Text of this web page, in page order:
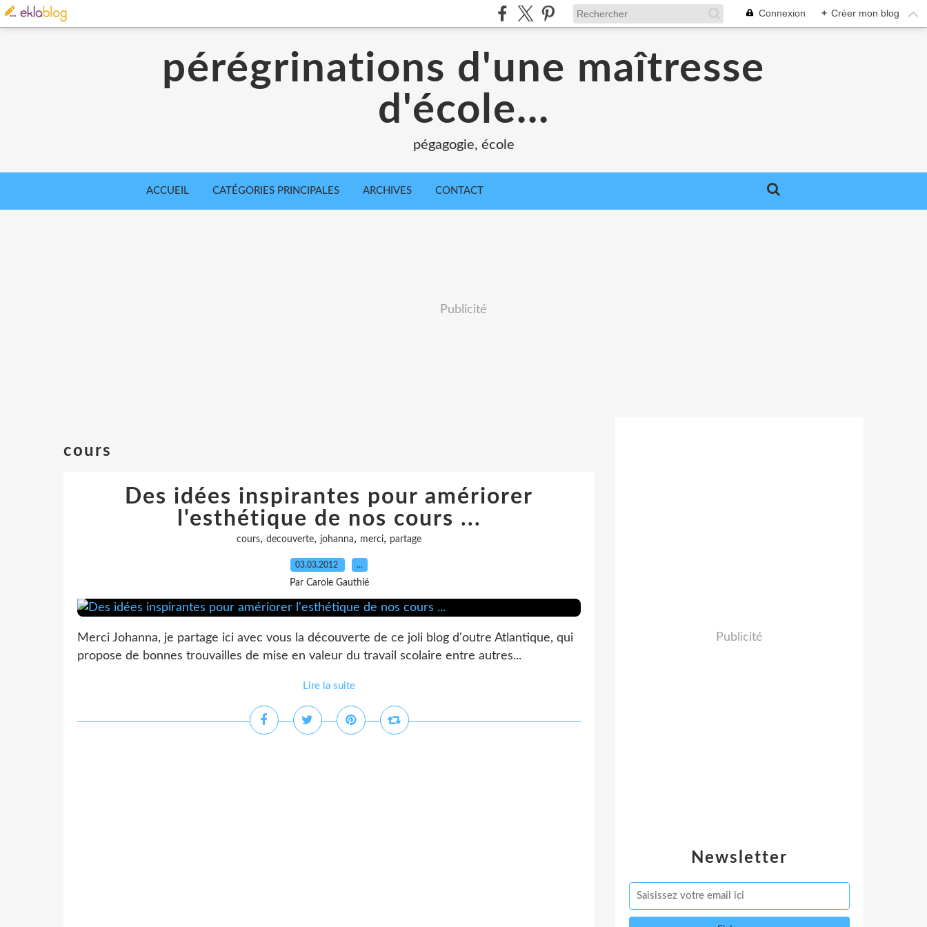
Connexion + Créer mon blog
pérégrinations d'une maîtresse
d'école...
pégagogie, école
ACCUEIL CATÉGORIES PRINCIPALES ARCHIVES CONTACT
Publicité
cours
Des idées inspirantes pour amériorer
l'esthétique de nos cours ...
cours, decouverte, johanna, merci, partage
03.03.2012 …
Par Carole Gauthié
Merci Johanna, je partage ici avec vous la découverte de ce joli blog d'outre Atlantique, qui
propose de bonnes trouvailles de mise en valeur du travail scolaire entre autres...
Lire la suite
Newsletter
Publicité